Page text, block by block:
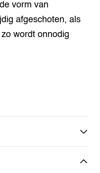
vorm van
afgeschoten, als
wordt onnodig